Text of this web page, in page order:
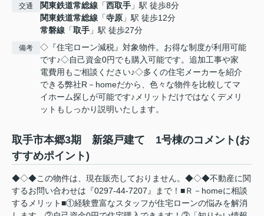
交通 関東鉄道常総線 「西取手 」駅 徒歩8分
関東鉄道常総線 「寺原 」駅 徒歩12分
常磐線 「取手 」駅 徒歩27分
備考
◇『住宅ローン減税』対象物件。お得な制度が利用可能
です♪◇自己資金0円でも購入可能です。追加工事や家
電費用もご相談ください♪◇多くの住宅メーカーを紹介
できる弊社R－homeだから、色々な物件を比較してマ
イホーム探しが可能です♪メリットだけではなくデメリ
ットもしっかり説明いたします。
取手市本郷3期 新築戸建て 1号棟のコメント(お
すすめポイント)
◆◇◆この物件は、現在販売しておりません。◆◇◆不動産に関
するお問い合わせは『0297-44-7207』まで！■Ｒ－homeに相談
するメリット■①経験豊富なスタッフが住宅ローンの悩みを解消